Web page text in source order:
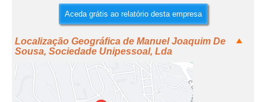
Aceda grátis ao relatório desta empresa
Localização Geográfica de Manuel Joaquim De
Sousa, Sociedade Unipessoal, Lda